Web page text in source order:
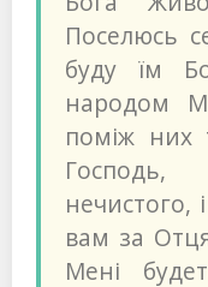
Поселюсь
буду їм
народом
поміж них
нечистого,
вам за
Мені